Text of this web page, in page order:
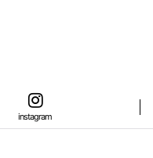
instagram